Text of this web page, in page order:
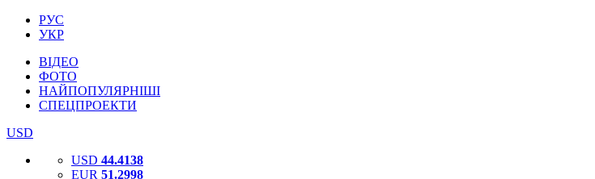
РУС
УКР
ВІДЕО
ФОТО
НАЙПОПУЛЯРНІШІ
СПЕЦПРОЕКТИ
USD
USD 44.4138
EUR 51.2998